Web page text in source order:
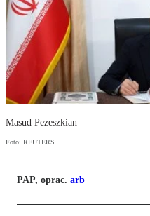
Masud Pezeszkian
Foto: REUTERS
PAP, oprac. arb